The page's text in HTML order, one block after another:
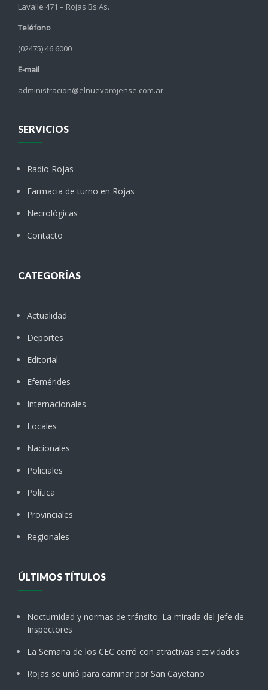
Lavalle 471 – Rojas Bs.As.
Teléfono
(02475) 46 6000
E-mail
administracion@elnuevorojense.com.ar
SERVICIOS
Radio Rojas
Farmacia de turno en Rojas
Necrológicas
Contacto
CATEGORÍAS
Actualidad
Deportes
Editorial
Efemérides
Internacionales
Locales
Nacionales
Policiales
Política
Provinciales
Regionales
ÚLTIMOS TÍTULOS
Nocturnidad y normas de tránsito: La mirada del Jefe de
Inspectores
La Semana de los CEC cerró con atractivas actividades
Rojas se unió para caminar por San Cayetano